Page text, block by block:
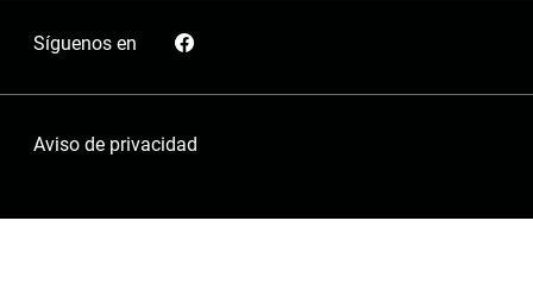
Síguenos en
Aviso de privacidad